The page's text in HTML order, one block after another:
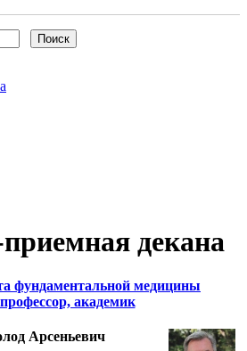
декана
фундаментальной медицины
академик
Арсеньевич